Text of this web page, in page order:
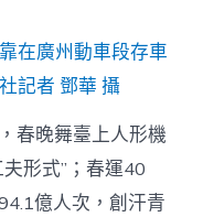
在廣州動車段存車
記者 鄧華 攝
春晚舞臺上人形機
形式”；春運40
億人次，創汗青